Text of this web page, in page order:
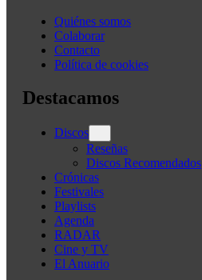
Quiénes somos
Colaborar
Contacto
Política de cookies
Destacamos
Discos
Reseñas
Discos Recomendados
Crónicas
Festivales
Playlists
Agenda
RADAR
Cine y TV
El Anuario